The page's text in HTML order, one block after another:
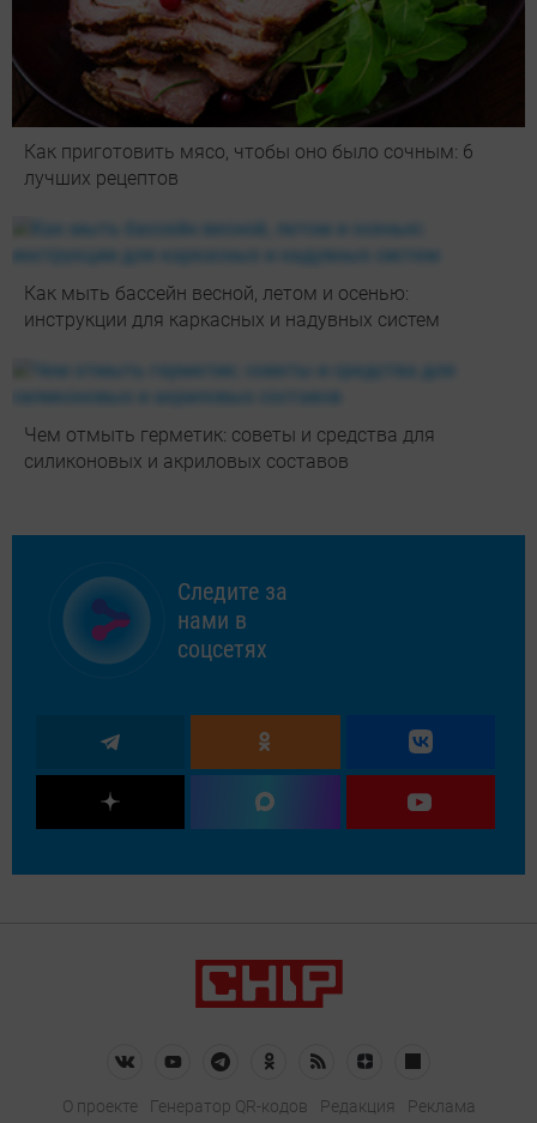
Как приготовить мясо, чтобы оно было сочным: 6
лучших рецептов
Как мыть бассейн весной, летом и осенью:
инструкции для каркасных и надувных систем
Чем отмыть герметик: советы и средства для
силиконовых и акриловых составов
Следите за
нами в
соцсетях
О проекте Генератор QR-кодов Редакция Реклама